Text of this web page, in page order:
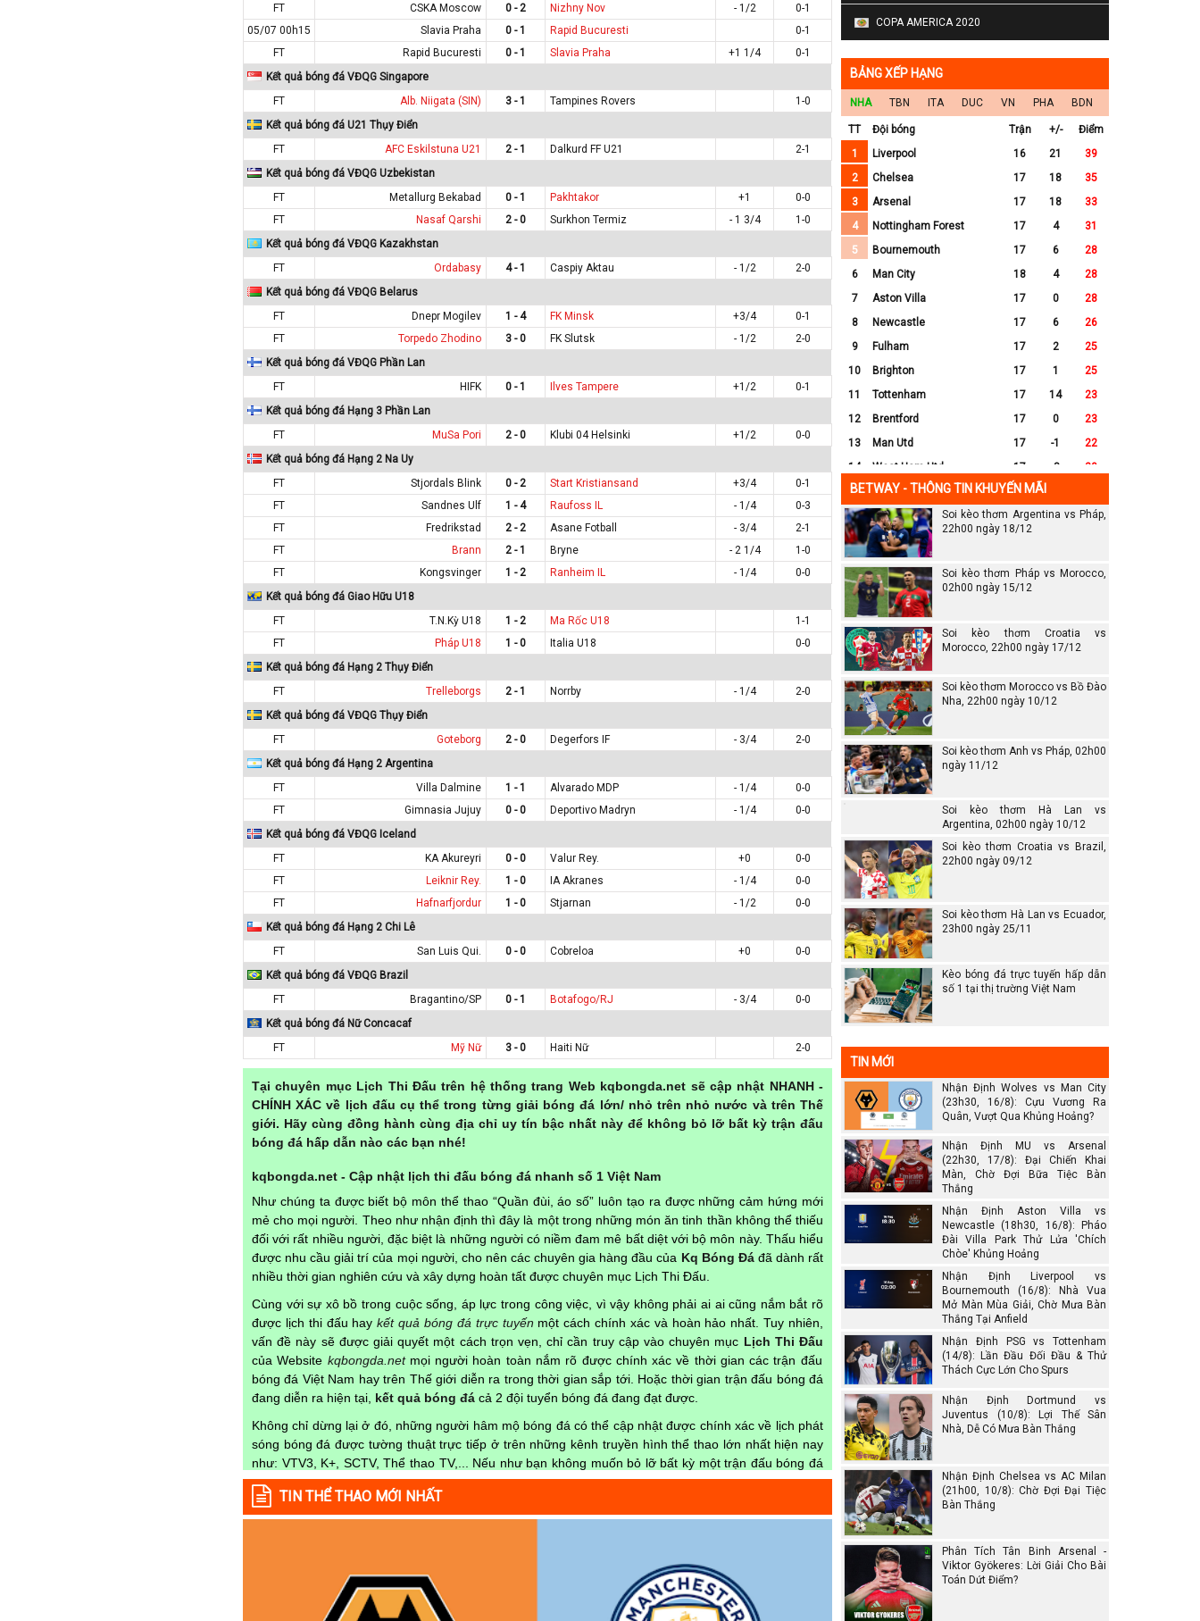
FT
CSKA Moscow 0 - 2 Nizhny Nov - 1/2
0-1
05/07 00h15
Slavia Praha 0 - 1 Rapid Bucuresti
0-1
FT
Rapid Bucuresti 0 - 1 Slavia Praha +1 1/4
0-1
Kết quả bóng đá VĐQG Singapore
FT
Alb. Niigata (SIN) 3 - 1 Tampines Rovers
1-0
Kết quả bóng đá U21 Thụy Điển
FT
AFC Eskilstuna U21 2 - 1 Dalkurd FF U21
2-1
Kết quả bóng đá VĐQG Uzbekistan
FT
Metallurg Bekabad 0 - 1 Pakhtakor +1
0-0
FT
Nasaf Qarshi 2 - 0 Surkhon Termiz - 1 3/4
1-0
Kết quả bóng đá VĐQG Kazakhstan
FT
Ordabasy 4 - 1 Caspiy Aktau - 1/2
2-0
Kết quả bóng đá VĐQG Belarus
FT
Dnepr Mogilev 1 - 4 FK Minsk +3/4
0-1
FT
Torpedo Zhodino 3 - 0 FK Slutsk - 1/2
2-0
Kết quả bóng đá VĐQG Phần Lan
FT
HIFK 0 - 1 Ilves Tampere +1/2
0-1
Kết quả bóng đá Hạng 3 Phần Lan
FT
MuSa Pori 2 - 0 Klubi 04 Helsinki +1/2
0-0
Kết quả bóng đá Hạng 2 Na Uy
FT
Stjordals Blink 0 - 2 Start Kristiansand +3/4
0-1
FT
Sandnes Ulf 1 - 4 Raufoss IL - 1/4
0-3
FT
Fredrikstad 2 - 2 Asane Fotball - 3/4
2-1
FT
Brann 2 - 1 Bryne - 2 1/4
1-0
FT
Kongsvinger 1 - 2 Ranheim IL - 1/4
0-0
Kết quả bóng đá Giao Hữu U18
FT
T.N.Kỳ U18 1 - 2 Ma Rốc U18
1-1
FT
Pháp U18 1 - 0 Italia U18
0-0
Kết quả bóng đá Hạng 2 Thụy Điển
FT
Trelleborgs 2 - 1 Norrby - 1/4
2-0
Kết quả bóng đá VĐQG Thụy Điển
FT
Goteborg 2 - 0 Degerfors IF - 3/4
2-0
Kết quả bóng đá Hạng 2 Argentina
FT
Villa Dalmine 1 - 1 Alvarado MDP - 1/4
0-0
FT
Gimnasia Jujuy 0 - 0 Deportivo Madryn - 1/4
0-0
Kết quả bóng đá VĐQG Iceland
FT
KA Akureyri 0 - 0 Valur Rey. +0
0-0
FT
Leiknir Rey. 1 - 0 IA Akranes - 1/4
0-0
FT
Hafnarfjordur 1 - 0 Stjarnan - 1/2
0-0
Kết quả bóng đá Hạng 2 Chi Lê
FT
San Luis Qui. 0 - 0 Cobreloa +0
0-0
Kết quả bóng đá VĐQG Brazil
FT
Bragantino/SP 0 - 1 Botafogo/RJ - 3/4
0-0
Kết quả bóng đá Nữ Concacaf
FT
Mỹ Nữ 3 - 0 Haiti Nữ 2-0
Tại chuyên mục Lịch Thi Đấu trên hệ thống trang Web kqbongda.net sẽ cập nhật NHANH -
CHÍNH XÁC về lịch đấu cụ thể trong từng giải bóng đá lớn/ nhỏ trên nhỏ nước và trên Thế
giới. Hãy cùng đồng hành cùng địa chỉ uy tín bậc nhất này để không bỏ lỡ bất kỳ trận đấu
bóng đá hấp dẫn nào các bạn nhé!
kqbongda.net - Cập nhật lịch thi đấu bóng đá nhanh số 1 Việt Nam
Như chúng ta được biết bộ môn thể thao “Quần đùi, áo số” luôn tạo ra được những cảm hứng mới
mẻ cho mọi người. Theo như nhận định thì đây là một trong những món ăn tinh thần không thể thiếu
đối với rất nhiều người, đặc biệt là những người có niềm đam mê bất diệt với bộ môn này. Thấu hiểu
được nhu cầu giải trí của mọi người, cho nên các chuyên gia hàng đầu của Kq Bóng Đáđã dành rất
nhiều thời gian nghiên cứu và xây dựng hoàn tất được chuyên mục Lịch Thi Đấu.
Cùng với sự xô bồ trong cuộc sống, áp lực trong công việc, vì vậy không phải ai ai cũng nắm bắt rõ
được lịch thi đấu haykết quả bóng đá trực tuyến một cách chính xác và hoàn hảo nhất. Tuy nhiên,
vấn đề này sẽ được giải quyết một cách trọn vẹn, chỉ cần truy cập vào chuyên mục Lịch Thi Đấu
của Website kqbongda.netmọi người hoàn toàn nắm rõ được chính xác về thời gian các trận đấu
bóng đá Việt Nam hay trên Thế giới diễn ra trong thời gian sắp tới. Hoặc thời gian trận đấu bóng đá
đang diễn ra hiện tại, kết quả bóng đá cả 2 đội tuyển bóng đá đang đạt được.
Không chỉ dừng lại ở đó, những người hâm mộ bóng đá có thể cập nhật được chính xác về lịch phát
sóng bóng đá được tường thuật trực tiếp ở trên những kênh truyền hình thể thao lớn nhất hiện nay
như: VTV3, K+, SCTV, Thể thao TV,... Nếu như bạn không muốn bỏ lỡ bất kỳ một trận đấu bóng đá
nào trong từng mùa giải, hãy thường xuyên vào chuyên mụcLịch Thi Đấutại chuyên trang
Kqbongdađể cập nhật thông tin chính xác nhất nhé!
từng trận đấu bóng đá diễn ra ở trong từng giải đấu như:
✓ Giải đấu bóng đá Ngoại hạng Anh;
TIN THỂ THAO MỚI NHẤT
COPA AMERICA 2020
BẢNG XẾP HẠNG
NHA TBN ITA DUC VN PHA BDN
TT Đội bóng Trận +/-
Điểm
1
Liverpool 16 21
39
2
Chelsea 17 18
35
3
Arsenal 17 18
33
4
Nottingham Forest 17 4
31
5
Bournemouth 17 6
28
6
Man City 18 4
28
7
Aston Villa 17 0
28
8
Newcastle 17 6
26
9
Fulham 17 2
25
10
Brighton 17 1
25
11
Tottenham 17 14
23
12
Brentford 17 0
23
13
Man Utd 17 -1
22
14
West Ham Utd 17 -8
20
15
Everton 17
16
Crystal Palace 17 -8
16
17
Leicester City
18
Ipswich
19
Wolves 17
20
Southampton
BETWAY - THÔNG TIN KHUYẾN MÃI
Soi kèo thơm Argentina vs Pháp,
22h00 ngày 18/12
Soi kèo thơm Pháp vs Morocco,
02h00 ngày 15/12
Soi kèo thơm Croatia vs
Morocco, 22h00 ngày 17/12
Soi kèo thơm Morocco vs Bồ Đào
Nha, 22h00 ngày 10/12
Soi kèo thơm Anh vs Pháp, 02h00
ngày 11/12
Soi kèo thơm Hà Lan vs
Argentina, 02h00 ngày 10/12
Soi kèo thơm Croatia vs Brazil,
22h00 ngày 09/12
Soi kèo thơm Hà Lan vs Ecuador,
23h00 ngày 25/11
Kèo bóng đá trực tuyến hấp dẫn
số 1 tại thị trường Việt Nam
TIN MỚI
Nhận Định Wolves vs Man City
(23h30, 16/8): Cựu Vương Ra
Quân, Vượt Qua Khủng Hoảng?
Nhận Định MU vs Arsenal
(22h30, 17/8): Đại Chiến Khai
Màn, Chờ Đợi Bữa Tiệc Bàn
Thắng
Nhận Định Aston Villa vs
Newcastle (18h30, 16/8): Pháo
Đài Villa Park Thử Lửa 'Chích
Chòe' Khủng Hoảng
Nhận Định Liverpool vs
Bournemouth (16/8): Nhà Vua
Mở Màn Mùa Giải, Chờ Mưa Bàn
Thắng Tại Anfield
Nhận Định PSG vs Tottenham
(14/8): Lần Đầu Đối Đầu & Thử
Thách Cực Lớn Cho Spurs
Nhận Định Dortmund vs
Juventus (10/8): Lợi Thế Sân
Nhà, Dễ Có Mưa Bàn Thắng
Nhận Định Chelsea vs AC Milan
(21h00, 10/8): Chờ Đợi Đại Tiệc
Bàn Thắng
Phân Tích Tân Binh Arsenal -
Viktor Gyökeres: Lời Giải Cho Bài
Toán Dứt Điểm?